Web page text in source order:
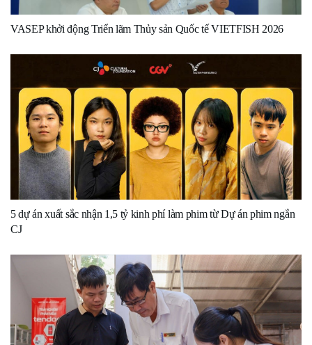
VASEP khởi động Triển lãm Thủy sản Quốc tế VIETFISH 2026
5 dự án xuất sắc nhận 1,5 tỷ kinh phí làm phim từ Dự án phim ngắn
CJ